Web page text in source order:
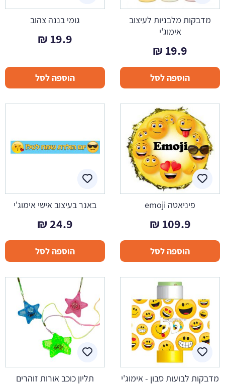
מדבקות מלבניות לעיצוב
אימוג'י
19.9
₪
הוספה לסל
גומי בננה צהוב
19.9
₪
הוספה לסל
פיניאטה emoji
109.9
₪
הוספה לסל
באנר בעיצוב אישי אימוג'י
24.9
₪
הוספה לסל
מדבקות לבועות סבון - אימוג'י תליון כוכב אורות זוהרים